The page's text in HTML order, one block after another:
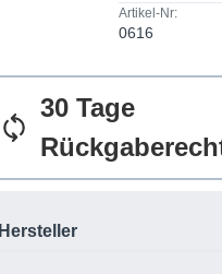
Artikel-Nr:
0616
30 Tage
Hersteller